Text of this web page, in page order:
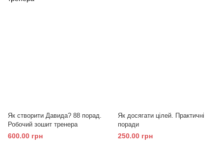
Як створити Давида? 88 порад.
Робочий зошит тренера
600.00 грн
Як досягати цілей. Практичні
поради
250.00 грн